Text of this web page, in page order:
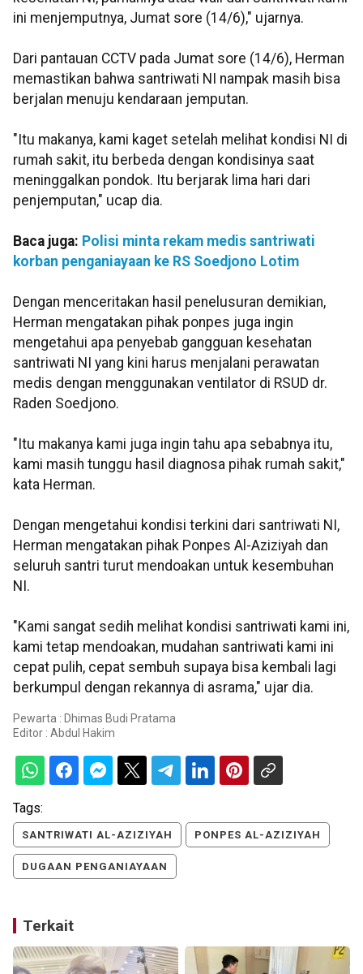
ini menjemputnya, Jumat sore (14/6)," ujarnya.
Dari pantauan CCTV pada Jumat sore (14/6), Herman
memastikan bahwa santriwati NI nampak masih bisa
berjalan menuju kendaraan jemputan.
"Itu makanya, kami kaget setelah melihat kondisi NI di
rumah sakit, itu berbeda dengan kondisinya saat
meninggalkan pondok. Itu berjarak lima hari dari
penjemputan," ucap dia.
Baca juga: Polisi minta rekam medis santriwati
korban penganiayaan ke RS Soedjono Lotim
Dengan menceritakan hasil penelusuran demikian,
Herman mengatakan pihak ponpes juga ingin
mengetahui apa penyebab gangguan kesehatan
santriwati NI yang kini harus menjalani perawatan
medis dengan menggunakan ventilator di RSUD dr.
Raden Soedjono.
"Itu makanya kami juga ingin tahu apa sebabnya itu,
kami masih tunggu hasil diagnosa pihak rumah sakit,"
kata Herman.
Dengan mengetahui kondisi terkini dari santriwati NI,
Herman mengatakan pihak Ponpes Al-Aziziyah dan
seluruh santri turut mendoakan untuk kesembuhan
NI.
"Kami sangat sedih melihat kondisi santriwati kami ini,
kami tetap mendoakan, mudahan santriwati kami ini
cepat pulih, cepat sembuh supaya bisa kembali lagi
berkumpul dengan rekannya di asrama," ujar dia.
Pewarta : Dhimas Budi Pratama
Editor : Abdul Hakim
Tags:
SANTRIWATI AL-AZIZIYAH PONPES AL-AZIZIYAH
DUGAAN PENGANIAYAAN
Terkait